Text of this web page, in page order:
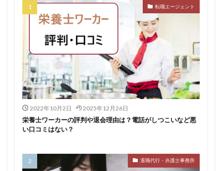
転職エージェント
2022年10月2日 2025年12月26日
栄養士ワーカーの評判や退会理由は？電話がしつこいなど悪
い口コミはない？
退職代行・弁護士事務所
語学力
診療放射線技師 相談
求人
求人募集
涙が出る
理学療法士
男性 異業種
監査法人
看護師
社会福祉士
管理栄養士
給料
臨床工学技士
臨床検査技師
英語力
薬キャリAGENT
薬剤師 厳しい
医療介護業界
30代
コンサルティング業界
カイゴジョブエージェント
かいご畑
キャイドラ
コンサルタント
コンサルティングファーム
サイト
おすすめ
ジェイック シェフ
しつこい